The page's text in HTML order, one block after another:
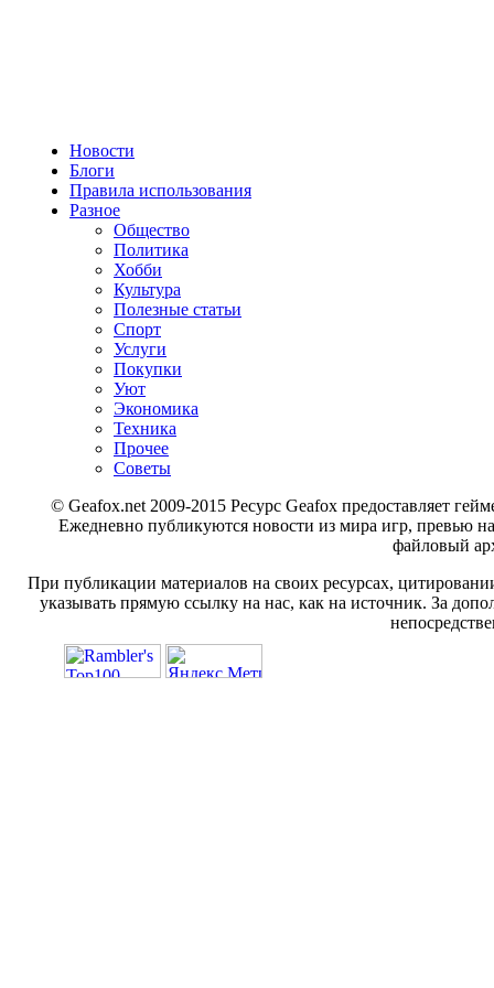
Новости
Блоги
Правила использования
Разное
Общество
Политика
Хобби
Культура
Полезные статьи
Спорт
Услуги
Покупки
Уют
Экономика
Техника
Прочее
Советы
© Geafox.net 2009-2015 Ресурс Geafox предоставляет
Ежедневно публикуются новости из мира игр, превью
файловый
При публикации материалов на своих ресурсах,
указывать прямую ссылку на нас, как на источник. За